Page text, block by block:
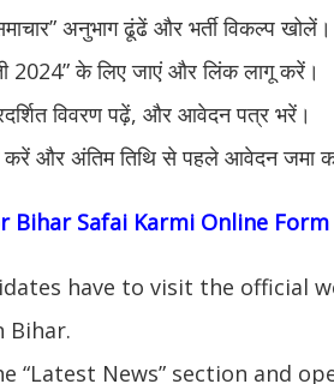
अनुभाग ढूंढें और भर्ती विकल्प खोलें।
2024” के लिए जाएं और लिंक लागू करें।
विवरण पढ़ें, और आवेदन पत्र भरें।
करें और अंतिम तिथि से पहले आवेदन जमा
Bihar Safai Karmi Online Form
have to visit the official
Bihar.
“Latest News” section and